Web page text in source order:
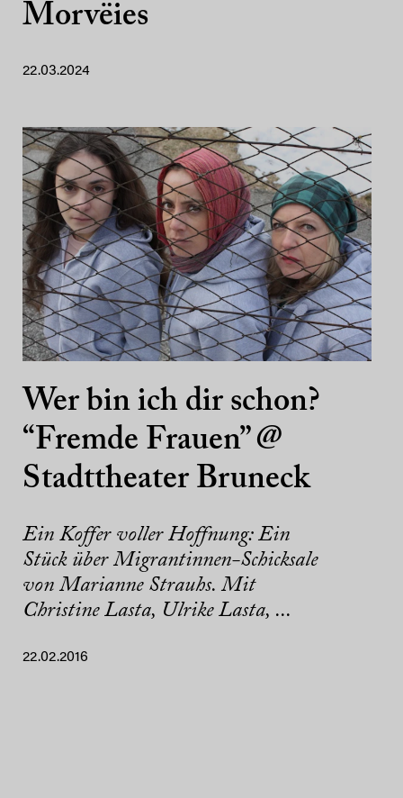
Morvëies
22.03.2024
Wer bin ich dir schon?
“Fremde Frauen” @
Stadttheater Bruneck
Ein Koffer voller Hoffnung: Ein
Stück über Migrantinnen-Schicksale
von Marianne Strauhs. Mit
Christine Lasta, Ulrike Lasta, ...
22.02.2016